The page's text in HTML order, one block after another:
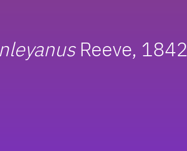
Reeve, 1842